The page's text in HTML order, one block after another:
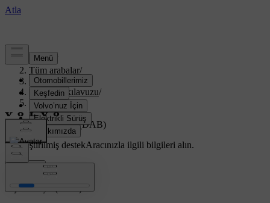
Destek
Tüm arabalar/
XC70 2016/
Kullanıcı kılavuzu/
Infotainment/
Radyo/
Dijital radyo (DAB)
Özelleştirilmiş destekAracınızla ilgili bilgileri alın.
Dijital radyo (DAB)